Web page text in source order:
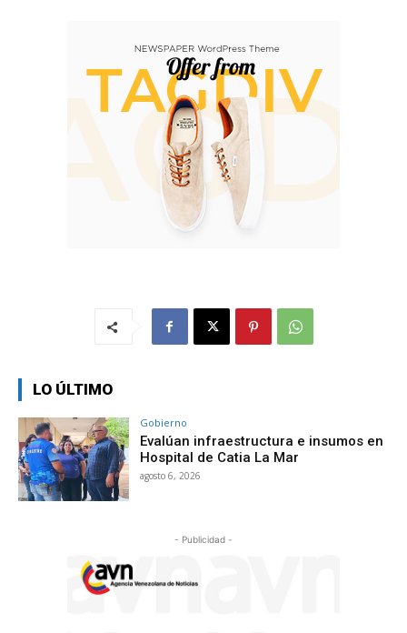
LO ÚLTIMO
Gobierno
Evalúan infraestructura e insumos en
Hospital de Catia La Mar
agosto 6, 2026
- Publicidad -